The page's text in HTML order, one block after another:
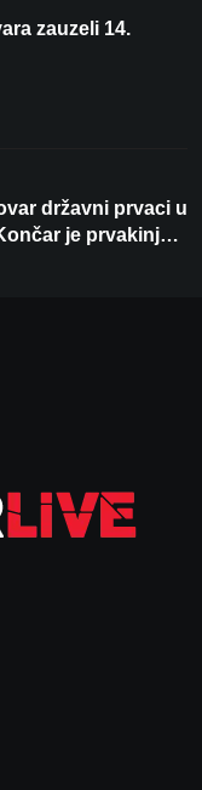
zauzeli 14.
državni prvaci u
je prvakinja